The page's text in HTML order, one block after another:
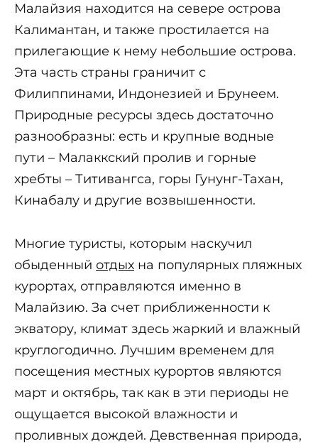
Малайзия находится на севере острова
Калимантан, и также простилается на
прилегающие к нему небольшие острова.
Эта часть страны граничит с
Филиппинами, Индонезией и Брунеем.
Природные ресурсы здесь достаточно
разнообразны: есть и крупные водные
пути – Малаккский пролив и горные
хребты – Титивангса, горы Гунунг-Тахан,
Кинабалу и другие возвышенности.
Многие туристы, которым наскучил
обыденный отдых на популярных пляжных
курортах, отправляются именно в
Малайзию. За счет приближенности к
экватору, климат здесь жаркий и влажный
круглогодично. Лучшим временем для
посещения местных курортов являются
март и октябрь, так как в эти периоды не
ощущается высокой влажности и
проливных дождей. Девственная природа,